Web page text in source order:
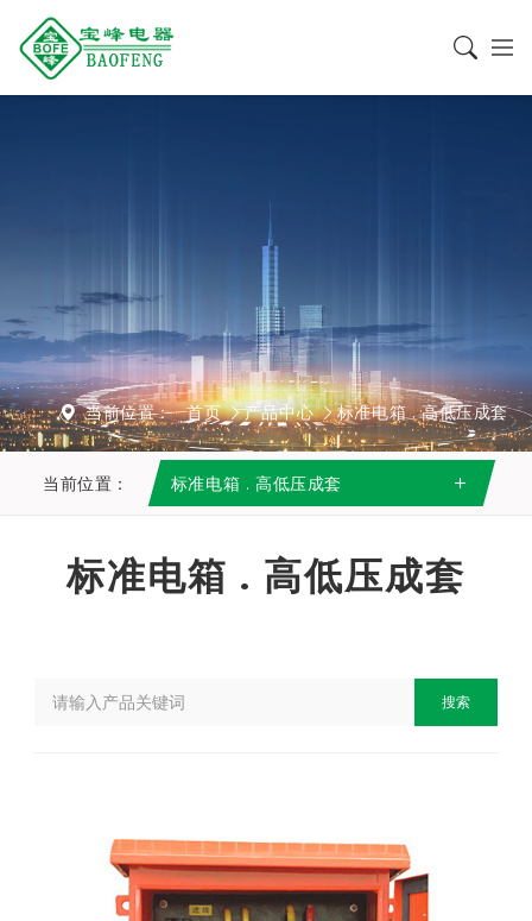
当前位置： 首页 产品中心 标准电箱 . 高低压成套
当前位置： 标准电箱 . 高低压成套
标准电箱 . 高低压成套
搜索